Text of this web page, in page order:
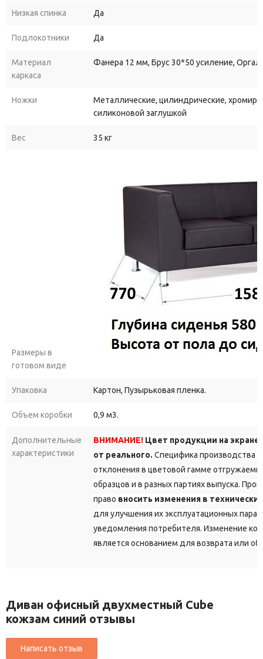
Низкая спинка Да
Подлокотники Да
Материал
каркаса
Фанера 12 мм, Брус 30*50 усиление,
Ножки
Металлические, цилиндрические,
силиконовой заглушкой
Вес 35 кг
Размеры в
готовом виде
Упаковка Картон, Пузырьковая пленка.
Объем коробки 0,9 м3.
Дополнительные
характеристики
ВНИМАНИЕ! Цвет продукции на
от реального. Специфика производства
отклонения в цветовой гамме
образцов и в разных партиях выпуска.
право вносить изменения в
для улучшения их эксплуатационных
уведомления потребителя. Изменение
является основанием для возврата или
Диван офисный двухместный Cube
кожзам синий отзывы